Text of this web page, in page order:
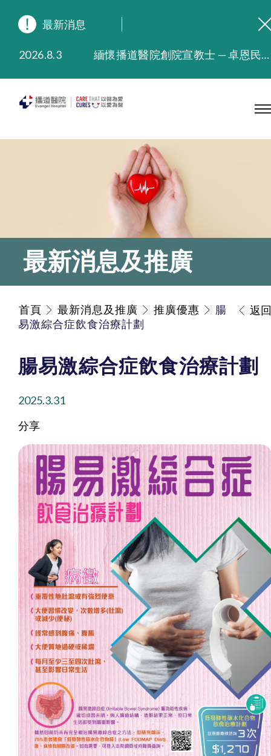
最新消息
2026.8.3
2025.9.23
本院在暴雨或颱風警告信號 (包括黑色暴雨及8號或以上熱帶氣旋警告信號) 下，仍會維持有限度服務。如有查詢，可致電2711 5222。
2025.7.21
播道醫院手機App已推出查閱病歷記錄及求診資料功能，請即下載
最新消息及推廣
首頁 最新消息及推廣 推廣優惠
腸
易激綜合症飲食治療計劃
返回
腸易激綜合症飲食治療計劃
2025.3.31
分享